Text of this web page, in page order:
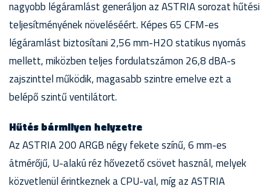
nagyobb légáramlást generáljon az ASTRIA sorozat hűtési
teljesítményének növeléséért. Képes 65 CFM-es
légáramlást biztosítani 2,56 mm-H2O statikus nyomás
mellett, miközben teljes fordulatszámon 26,8 dBA-s
zajszinttel működik, magasabb szintre emelve ezt a
belépő szintű ventilátort.
Hűtés bármilyen helyzetre
Az ASTRIA 200 ARGB négy fekete színű, 6 mm-es
átmérőjű, U-alakú réz hővezető csövet használ, melyek
közvetlenül érintkeznek a CPU-val, míg az ASTRIA